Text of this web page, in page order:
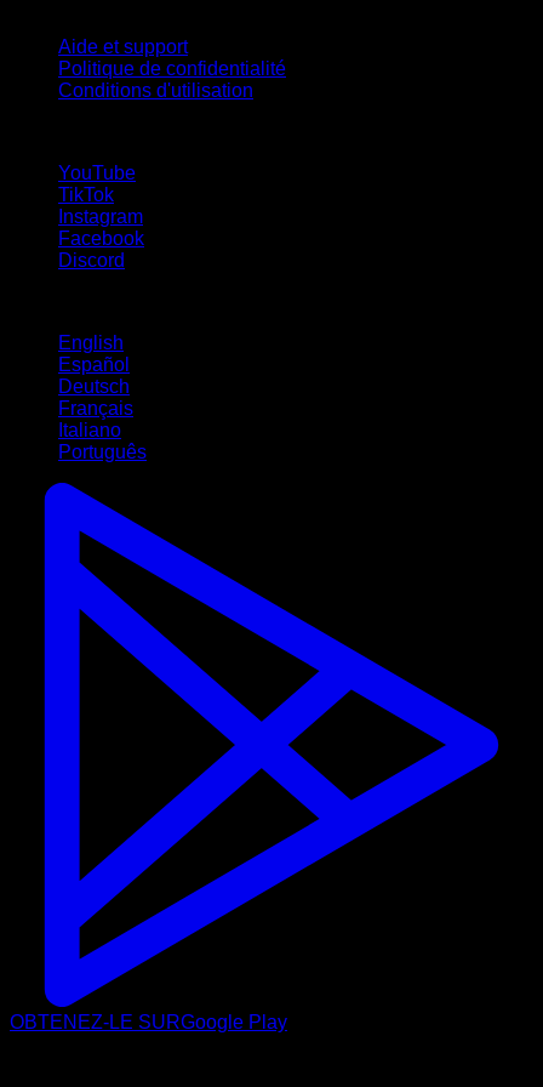
Aide et support
Politique de confidentialité
Conditions d'utilisation
YouTube
TikTok
Instagram
Facebook
Discord
English
Español
Deutsch
Français
Italiano
Português
OBTENEZ-LE SURGoogle Play